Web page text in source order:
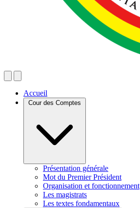
Accueil
Présentation générale
Mot du Premier Président
Organisation et fonctionnement
Les magistrats
Les textes fondamentaux